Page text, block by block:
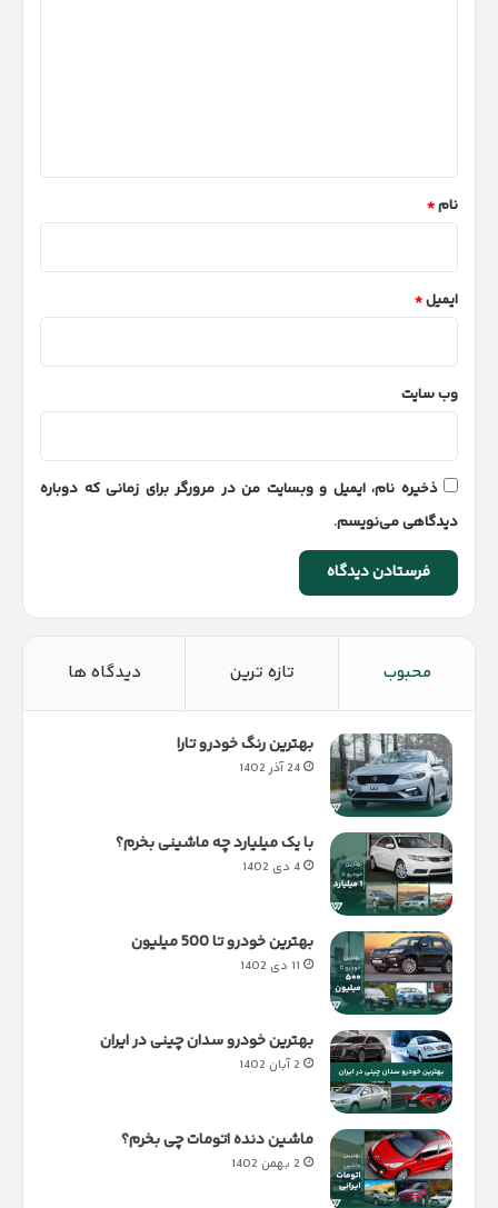
نام*
ایمیل*
وب‌ سایت
ذخیره نام، ایمیل و وبسایت من در مرورگر برای زمانی که دوباره
دیدگاهی می‌نویسم.
محبوب تازه ترین دیدگاه ها
بهترین رنگ خودرو تارا
24 آذر 1402
با یک میلیارد چه ماشینی بخرم؟
4 دی 1402
بهترین خودرو تا 500 میلیون
11 دی 1402
بهترین خودرو سدان چینی در ایران
2 آبان 1402
ماشین دنده اتومات چی بخرم؟
2 بهمن 1402